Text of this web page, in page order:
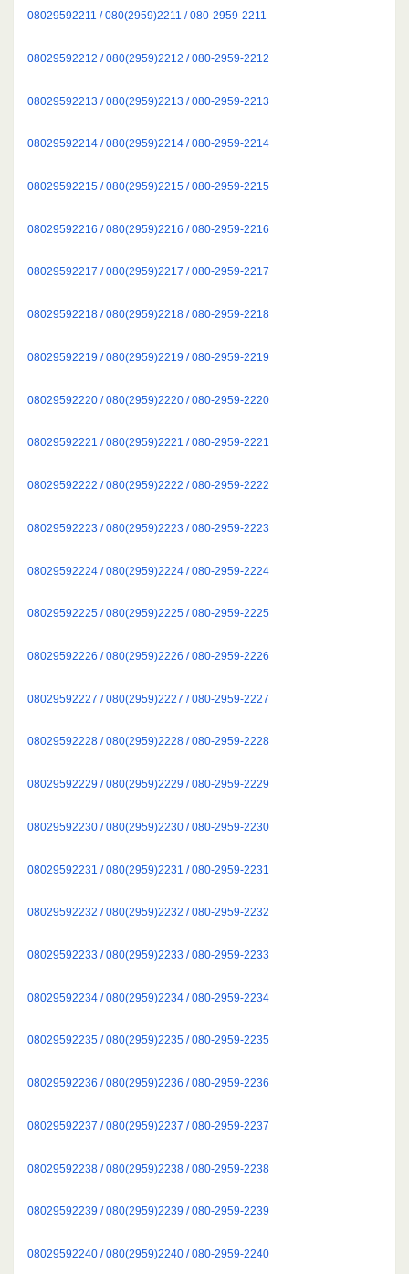
08029592211 / 080(2959)2211 / 080-2959-2211
08029592212 / 080(2959)2212 / 080-2959-2212
08029592213 / 080(2959)2213 / 080-2959-2213
08029592214 / 080(2959)2214 / 080-2959-2214
08029592215 / 080(2959)2215 / 080-2959-2215
08029592216 / 080(2959)2216 / 080-2959-2216
08029592217 / 080(2959)2217 / 080-2959-2217
08029592218 / 080(2959)2218 / 080-2959-2218
08029592219 / 080(2959)2219 / 080-2959-2219
08029592220 / 080(2959)2220 / 080-2959-2220
08029592221 / 080(2959)2221 / 080-2959-2221
08029592222 / 080(2959)2222 / 080-2959-2222
08029592223 / 080(2959)2223 / 080-2959-2223
08029592224 / 080(2959)2224 / 080-2959-2224
08029592225 / 080(2959)2225 / 080-2959-2225
08029592226 / 080(2959)2226 / 080-2959-2226
08029592227 / 080(2959)2227 / 080-2959-2227
08029592228 / 080(2959)2228 / 080-2959-2228
08029592229 / 080(2959)2229 / 080-2959-2229
08029592230 / 080(2959)2230 / 080-2959-2230
08029592231 / 080(2959)2231 / 080-2959-2231
08029592232 / 080(2959)2232 / 080-2959-2232
08029592233 / 080(2959)2233 / 080-2959-2233
08029592234 / 080(2959)2234 / 080-2959-2234
08029592235 / 080(2959)2235 / 080-2959-2235
08029592236 / 080(2959)2236 / 080-2959-2236
08029592237 / 080(2959)2237 / 080-2959-2237
08029592238 / 080(2959)2238 / 080-2959-2238
08029592239 / 080(2959)2239 / 080-2959-2239
08029592240 / 080(2959)2240 / 080-2959-2240